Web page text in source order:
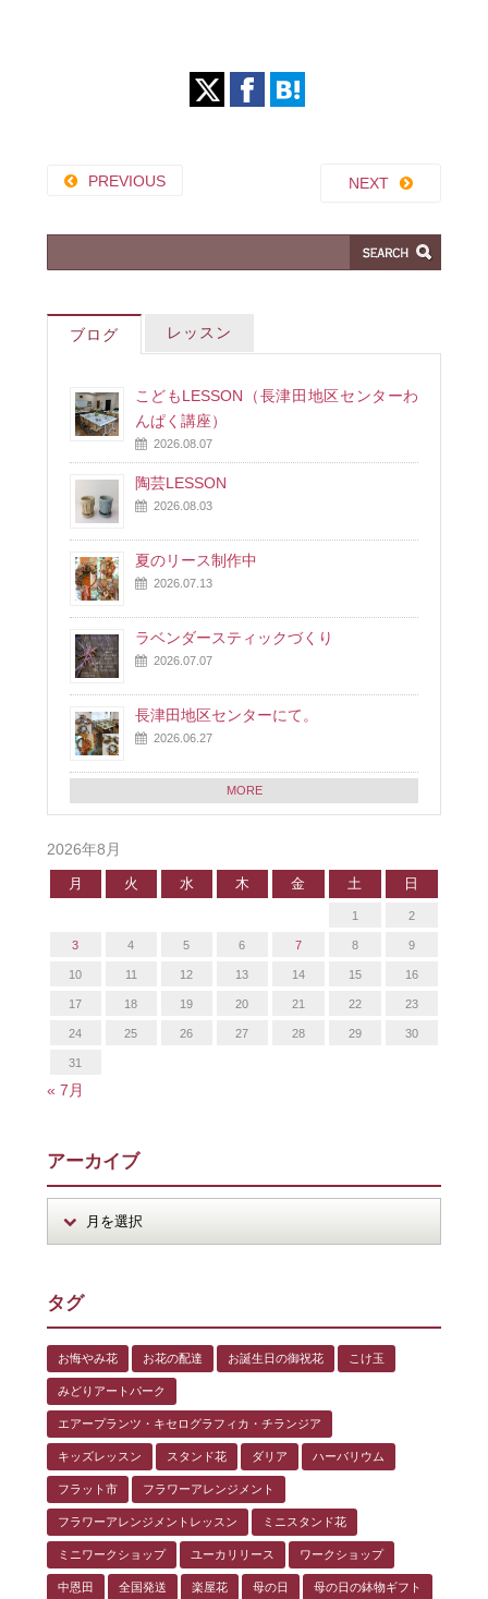
PREVIOUS NEXT
ブログ レッスン
こどもLESSON（長津田地区センターわ
んぱく講座）
2026.08.07
陶芸LESSON
2026.08.03
夏のリース制作中
2026.07.13
ラベンダースティックづくり
2026.07.07
長津田地区センターにて。
2026.06.27
MORE
2026年8月
月 火 水 木 金 土 日
1 2
3 4 5 6 7 8 9
10 11 12 13 14 15 16
17 18 19 20 21 22 23
24 25 26 27 28 29 30
31
« 7月
アーカイブ
タグ
お悔やみ花 お花の配達 お誕生日の御祝花 こけ玉
みどりアートパーク
エアープランツ・キセログラフィカ・チランジア
キッズレッスン スタンド花 ダリア ハーバリウム
フラット市 フラワーアレンジメント
フラワーアレンジメントレッスン ミニスタンド花
ミニワークショップ ユーカリリース ワークショップ
中恩田 全国発送 楽屋花 母の日 母の日の鉢物ギフト